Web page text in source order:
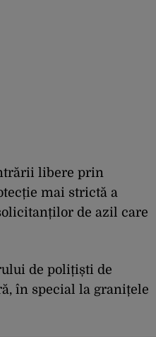
libere prin
mai strictă a
de azil care
de polițiști de
în special la granițele